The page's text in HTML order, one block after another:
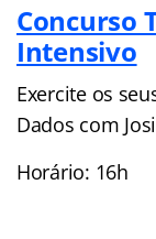
Concurso
Intensivo
Exercite os
Dados com
Horário: 16h